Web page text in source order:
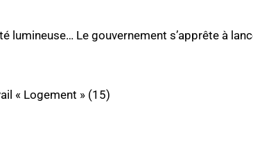
lumineuse… Le gouvernement s’apprête à
« Logement » (15)